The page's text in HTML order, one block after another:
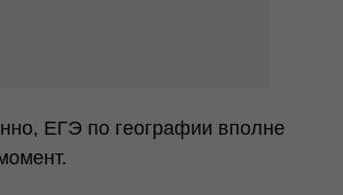
ЕГЭ по географии вполне